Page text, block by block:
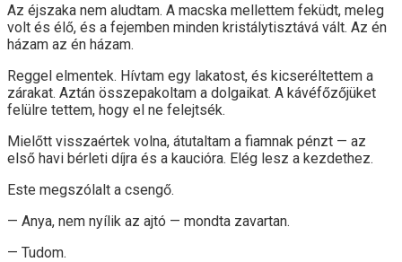
Az éjszaka nem aludtam. A macska mellettem feküdt, meleg
volt és élő, és a fejemben minden kristálytisztává vált. Az én
házam az én házam.
Reggel elmentek. Hívtam egy lakatost, és kicseréltettem a
zárakat. Aztán összepakoltam a dolgaikat. A kávéfőzőjüket
felülre tettem, hogy el ne felejtsék.
Mielőtt visszaértek volna, átutaltam a fiamnak pénzt — az
első havi bérleti díjra és a kaucióra. Elég lesz a kezdethez.
Este megszólalt a csengő.
— Anya, nem nyílik az ajtó — mondta zavartan.
— Tudom.